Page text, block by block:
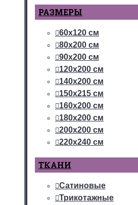
РАЗМЕРЫ
60х120 см
80х200 см
90х200 см
120х200 см
140х200 см
150х215 см
160х200 см
180х200 см
200х200 см
220х240 см
ТКАНИ
Сатиновые
Трикотажные